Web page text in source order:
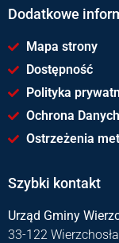
Dodatkowe
Mapa strony
Dostępność
Polityka
Ochrona
Ostrzeżenia
Szybki kontakt
Urząd Gminy
33-122